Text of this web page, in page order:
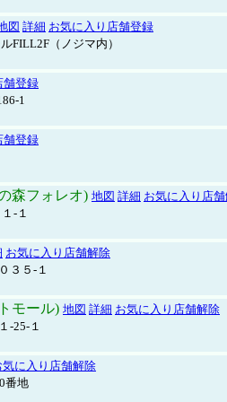
図 詳細 お気に入り店舗登録
FILL2F（ノジマ内）
舗登録
1
舗登録
森フォレオ) 地図 詳細 お気に入り店
-１
お気に入り店舗解除
３５-１
モール) 地図 詳細 お気に入り店舗解除
-25-１
気に入り店舗解除
番地